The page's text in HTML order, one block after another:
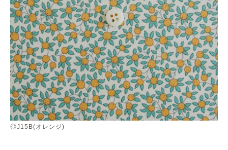
◎J15B(オレンジ)